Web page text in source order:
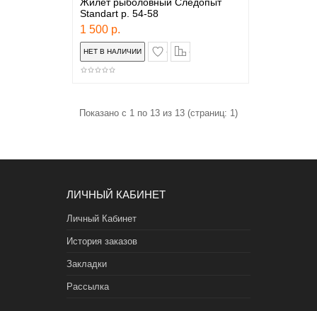
Standart р. 54-58
1 500 р.
в закладки
Показано с 1 по 13 из 13 (страниц: 1)
ЛИЧНЫЙ КАБИНЕТ
Личный Кабинет
История заказов
Закладки
Рассылка